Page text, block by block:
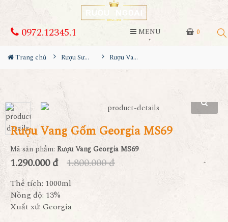
0
0972.12345.1 MENU
Trang chủ Rượu Sưu Tầm - Nga Rượu Vang Gốm Georgia MS69
Rượu Vang Gốm Georgia MS69
Mã sản phẩm: Rượu Vang Georgia MS69
1.290.000 đ 1.800.000 đ
Thể tích: 1000ml
Nồng độ: 13%
Xuất xứ: Georgia